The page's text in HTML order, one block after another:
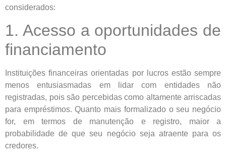
considerados:
1. Acesso a oportunidades de
financiamento
Instituições financeiras orientadas por lucros estão sempre
menos entusiasmadas em lidar com entidades não
registradas, pois são percebidas como altamente arriscadas
para empréstimos. Quanto mais formalizado o seu negócio
for, em termos de manutenção e registro, maior a
probabilidade de que seu negócio seja atraente para os
credores.